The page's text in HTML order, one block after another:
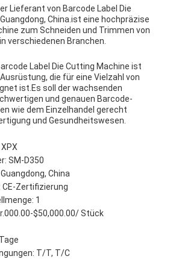
Lieferant von Barcode Label Die
China.ist eine hochpräzise
zum Schneiden und Trimmen von
verschiedenen Branchen.
Label Die Cutting Machine ist
die für eine Vielzahl von
ist.Es soll der wachsenden
und genauen Barcode-
wie dem Einzelhandel gerecht
und Gesundheitswesen.
SM-D350
China
Zertifizierung
1
$50,000.00/ Stück
T/T, T/C